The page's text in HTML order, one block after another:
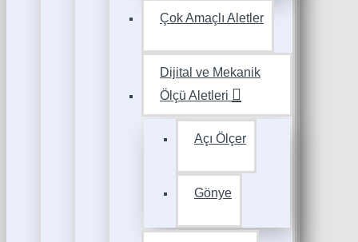
Çok Amaçlı Aletler
Dijital ve Mekanik
Ölçü Aletleri
Açı Ölçer
Gönye